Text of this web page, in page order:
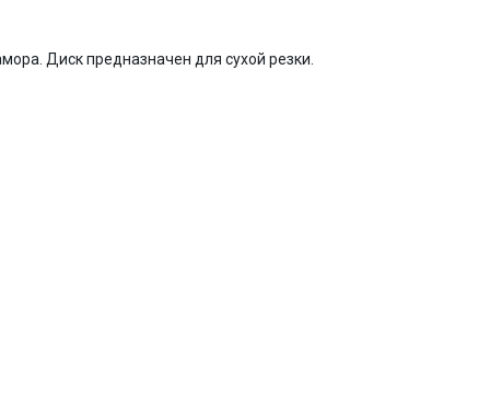
Диск предназначен для сухой резки.